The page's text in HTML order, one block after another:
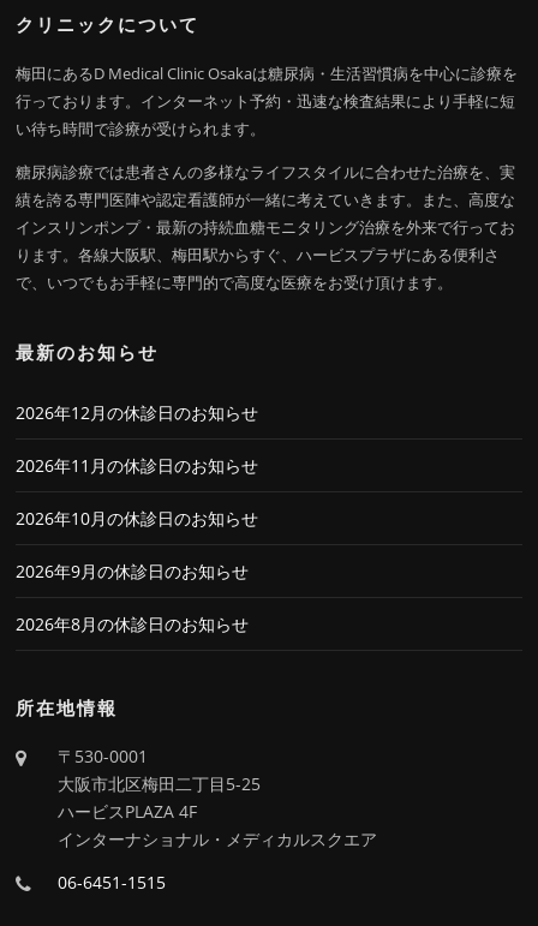
クリニックについて
梅田にあるD Medical Clinic Osakaは糖尿病・生活習慣病を中心に診療を
行っております。インターネット予約・迅速な検査結果により手軽に短
い待ち時間で診療が受けられます。
糖尿病診療では患者さんの多様なライフスタイルに合わせた治療を、実
績を誇る専門医陣や認定看護師が一緒に考えていきます。また、高度な
インスリンポンプ・最新の持続血糖モニタリング治療を外来で行ってお
ります。各線大阪駅、梅田駅からすぐ、ハービスプラザにある便利さ
で、いつでもお手軽に専門的で高度な医療をお受け頂けます。
最新のお知らせ
2026年12月の休診日のお知らせ
2026年11月の休診日のお知らせ
2026年10月の休診日のお知らせ
2026年9月の休診日のお知らせ
2026年8月の休診日のお知らせ
所在地情報
〒530-0001
大阪市北区梅田二丁目5-25
ハービスPLAZA 4F
インターナショナル・メディカルスクエア
06-6451-1515